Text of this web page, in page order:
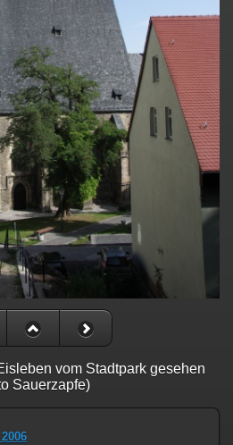
vom Stadtpark gesehen
Sauerzapfe)